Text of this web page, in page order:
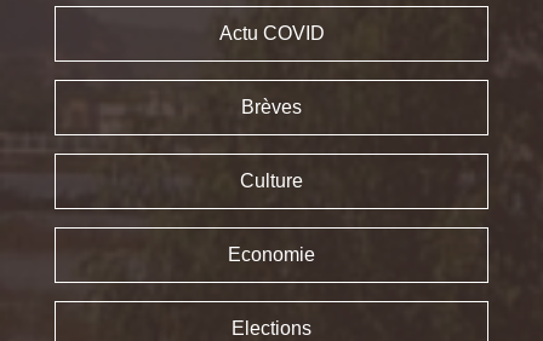
Actu COVID
Brèves
Culture
Economie
Elections